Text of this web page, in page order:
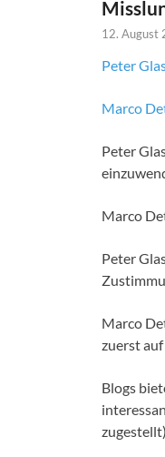
12. August
Peter
Marco
Peter
Marco
Peter
Marco
zuerst
Blogs